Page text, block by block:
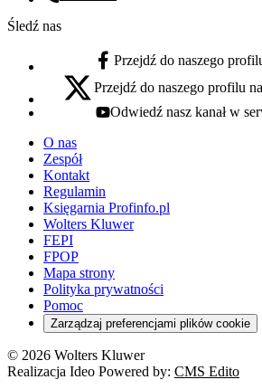
Numer telefonu:
Śledź nas
facebook - otwiera się w nowej karcie
Przejdź do naszego
x - otwiera się w nowej karcie
Przejdź do naszego profilu
youtube - otwiera się w nowej karcie
Odwiedź nasz kanał w
O nas
Zespół
Kontakt
Regulamin
Księgarnia Profinfo.pl
Wolters Kluwer
FEPI
FPOP
Mapa strony
Polityka prywatności
Pomoc
Zarządzaj preferencjami plików cookie
© 2026 Wolters Kluwer
Realizacja Ideo Powered by: CMS Edito